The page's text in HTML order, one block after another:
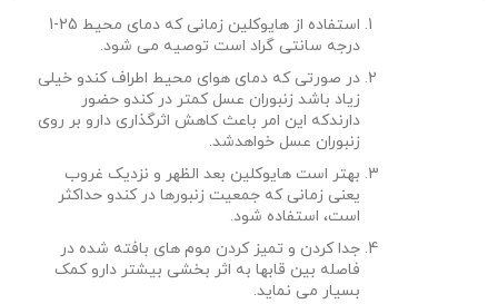
استفاده از هایوکلین زمانی که دمای محیط 25-1
درجه سانتی گراد است توصیه می شود.
در صورتی که دمای هوای محیط اطراف کندو خیلی
زیاد باشد زنبوران عسل کمتر در کندو حضور
دارندکه این امر باعث کاهش اثرگذاری دارو بر روی
زنبوران عسل خواهدشد.
بهتر است هایوکلین بعد الظهر و نزدیک غروب
یعنی زمانی که جمعیت زنبورها در کندو حداکثر
است، استفاده شود.
جدا کردن و تمیز کردن موم های بافته شده در
فاصله بین قابها به اثر بخشی بیشتر دارو کمک
بسیار می نماید.